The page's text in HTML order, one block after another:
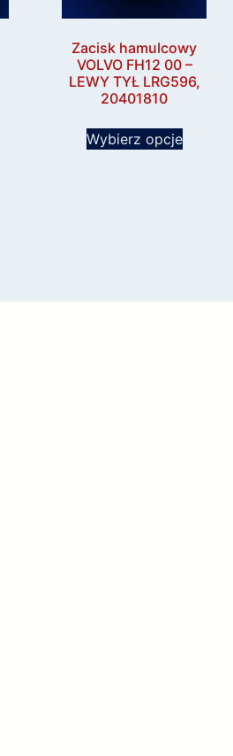
Zacisk hamulcowy
VOLVO FH12 00 –
LEWY TYŁ LRG596,
20401810
Wybierz opcje